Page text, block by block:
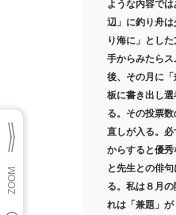
ような内容で
辺」に釣り舟
り海に」とし
手からみたら
後、その月に
板に書き出し
る。その投票
直しが入る。
からすると優
と先生との俳
る。私は８月
れは「兼題」